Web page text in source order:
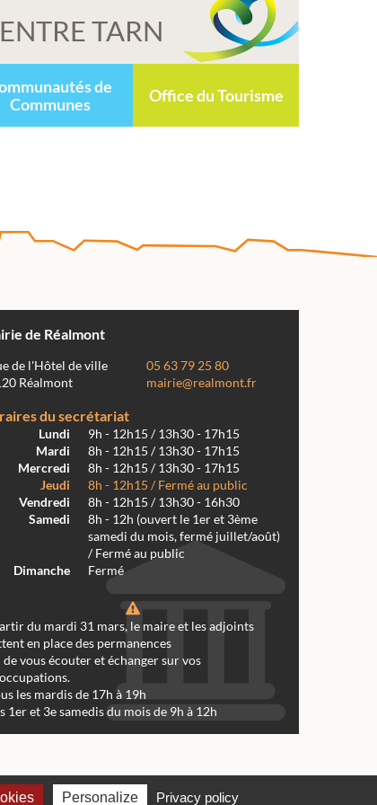
TARN
de
Communes
Office du Tourisme
de Réalmont
de l'Hôtel de ville
Réalmont
05 63 79 25 80
mairie@realmont.fr
du secrétariat
Lundi
9h - 12h15 / 13h30 - 17h15
Mardi
8h - 12h15 / 13h30 - 17h15
Mercredi
8h - 12h15 / 13h30 - 17h15
Jeudi
8h - 12h15 / Fermé au public
Vendredi
8h - 12h15 / 13h30 - 16h30
Samedi
8h - 12h (ouvert le 1er et 3ème
samedi du mois, fermé juillet/août)
/ Fermé au public
Dimanche
Fermé
du mardi 31 mars, le maire et les adjoints
en place des permanences
de vous écouter et échanger sur vos
les mardis de 17h à 19h
1er et 3e samedis du mois de 9h à 12h
2024 - Conception & Réalisation Web RK Création
Personalize Privacy policy